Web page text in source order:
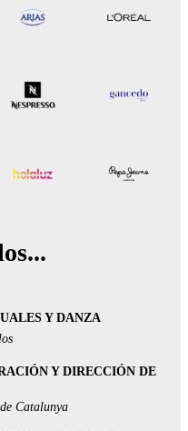
Y DANZA
Y DIRECCIÓN DE
Catalunya